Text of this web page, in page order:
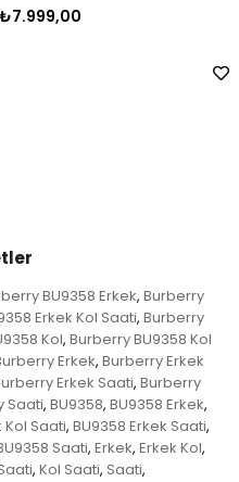
BU9358 Erkek, Burberry
Erkek Kol Saati, Burberry
Kol, Burberry BU9358 Kol
Erkek, Burberry Erkek
Erkek Saati, Burberry
Saati, BU9358, BU9358 Erkek,
Kol Saati, BU9358 Erkek Saati,
Saati, Erkek, Erkek Kol,
, Kol Saati, Saati,